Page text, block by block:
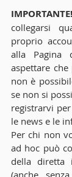
collegarsi
proprio
alla Pagina
aspettare
non è
se non si
registrarvi
le news e le
Per chi non
ad hoc può
della diretta
(anche